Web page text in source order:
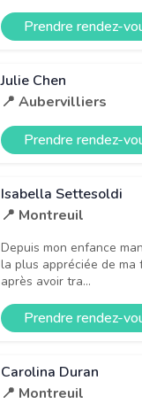
Prendre rendez-
Julie Chen
📍 Aubervilliers
Prendre rendez-
Isabella Settesoldi
📍 Montreuil
Depuis mon enfance
la plus appréciée de ma
après avoir tra...
Prendre rendez-
Carolina Duran
📍 Montreuil